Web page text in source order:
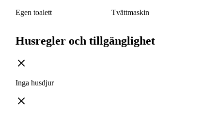
Egen toalett Tvättmaskin
Husregler och tillgänglighet
Inga husdjur